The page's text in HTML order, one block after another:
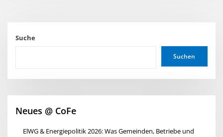
Suche
Suchen
Neues @ CoFe
ElWG & Energiepolitik 2026: Was Gemeinden, Betriebe und